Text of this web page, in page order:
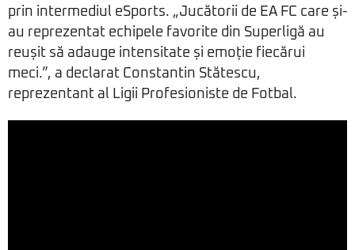
prin intermediul eSports. „Jucătorii de EA FC care și-
au reprezentat echipele favorite din Superligă au
reușit să adauge intensitate și emoție fiecărui
meci.”, a declarat Constantin Stătescu,
reprezentant al Ligii Profesioniste de Fotbal.